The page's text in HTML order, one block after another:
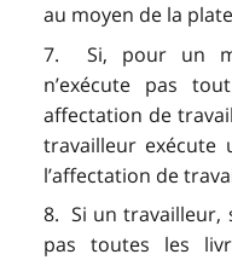
au moyen de la
7. Si, pour un
n’exécute pas
affectation de
travailleur exécute
l’affectation de
8. Si un travailleur,
pas toutes les